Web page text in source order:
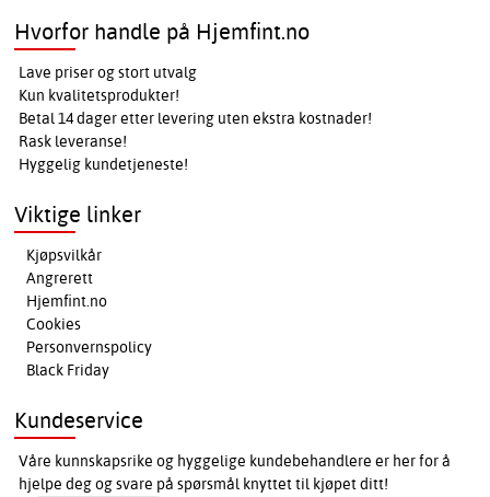
Hvorfor handle på Hjemfint.no
Lave priser og stort utvalg
Kun kvalitetsprodukter!
Betal 14 dager etter levering uten ekstra kostnader!
Rask leveranse!
Hyggelig kundetjeneste!
Viktige linker
Kjøpsvilkår
Angrerett
Hjemfint.no
Cookies
Personvernspolicy
Black Friday
Kundeservice
Våre kunnskapsrike og hyggelige kundebehandlere er her for å
hjelpe deg og svare på spørsmål knyttet til kjøpet ditt!